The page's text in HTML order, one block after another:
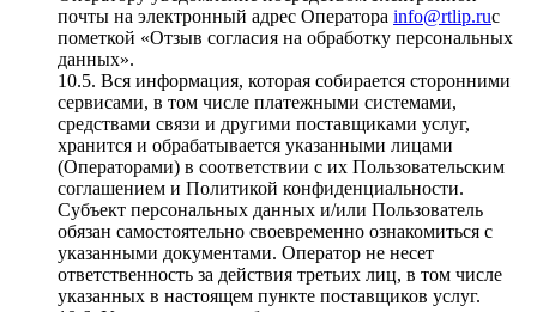
почты на электронный адрес Оператора info@rtlip.ruс
пометкой «Отзыв согласия на обработку персональных
данных».
10.5. Вся информация, которая собирается сторонними
сервисами, в том числе платежными системами,
средствами связи и другими поставщиками услуг,
хранится и обрабатывается указанными лицами
(Операторами) в соответствии с их Пользовательским
соглашением и Политикой конфиденциальности.
Субъект персональных данных и/или Пользователь
обязан самостоятельно своевременно ознакомиться с
указанными документами. Оператор не несет
ответственность за действия третьих лиц, в том числе
указанных в настоящем пункте поставщиков услуг.